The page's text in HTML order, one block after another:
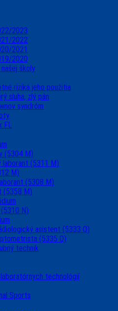
2023
2022
2021
2020
školy
riziká jeho použitia
sluha, zlý pán
syndróm
FL
(5304 M)
laborant (5311 M)
M)
(5308 M)
(5358 M)
N)
asistent (5333 Q)
(5335 Q)
technik
technológií
Sports